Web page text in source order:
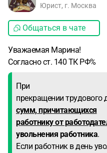
Юрист, г. Москва
Общаться в чате
Уважаемая Марина!
Согласно ст. 140 ТК РФ%
При
прекращении трудового
сумм, причитающихся
работнику от
увольнения работника.
Если работник в день